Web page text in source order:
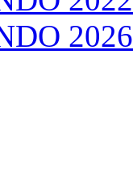
2026